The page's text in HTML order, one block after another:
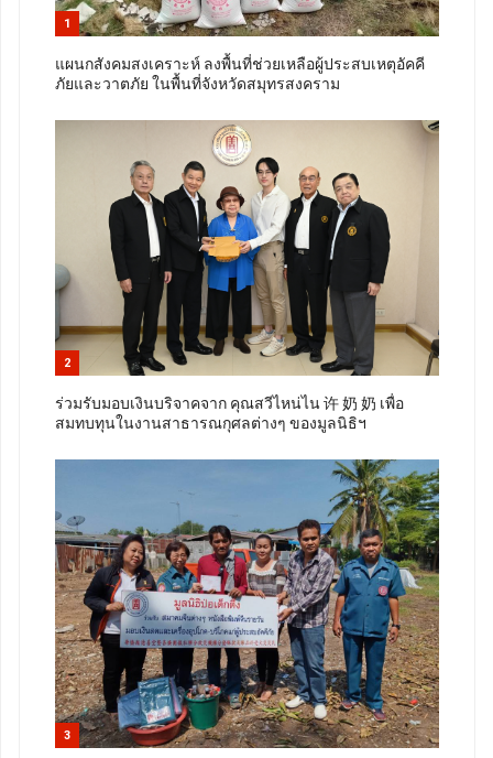
1
แผนกสังคมสงเคราะห์ ลงพื้นที่ช่วยเหลือผู้ประสบเหตุอัคคี
ภัยและวาตภัย ในพื้นที่จังหวัดสมุทรสงคราม
2
ร่วมรับมอบเงินบริจาคจาก คุณสวีไหน่ไน 许 奶 奶 เพื่อ
สมทบทุนในงานสาธารณกุศลต่างๆ ของมูลนิธิฯ
3